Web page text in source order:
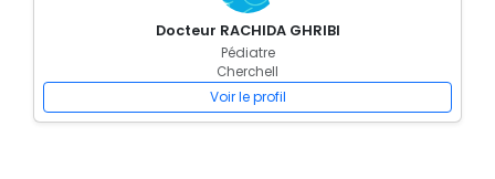
Docteur RACHIDA GHRIBI
Pédiatre
Cherchell
Voir le profil